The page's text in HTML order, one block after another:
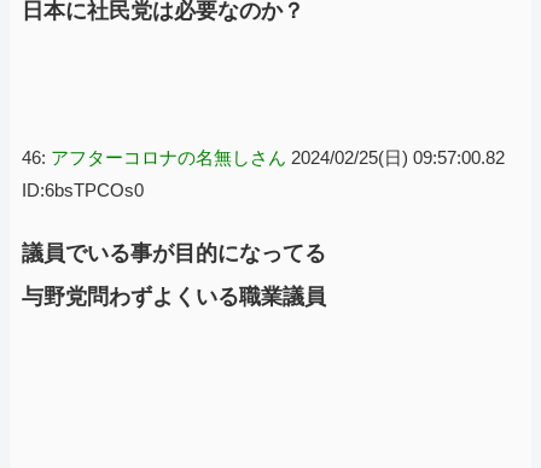
日本に社民党は必要なのか？
46: アフターコロナの名無しさん 2024/02/25(日) 09:57:00.82
ID:6bsTPCOs0
議員でいる事が目的になってる
与野党問わずよくいる職業議員